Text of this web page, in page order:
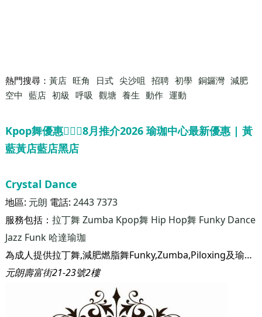
熱門搜尋： 黃店 旺角 日式 尖沙咀 招聘 初學 銅鑼灣 減肥
空中 藍店 初級 呼吸 觀塘 養生 動作 運動
Kpop舞優惠🧘🏻‍♀️8月推介2026 瑜珈中心最新優惠 | 黃
藍黃店藍店黑店
Crystal Dance
地區: 元朗 電話: 2443 7373
服務包括： 拉丁舞Zumba Kpop舞 Hip Hop舞 Funky Dance
Jazz Funk 哈達瑜珈
為成人提供拉丁舞,減肥燃脂舞Funky,Zumba,Piloxing及瑜珈等課程. 更設有兒童拉丁舞國際考試及比賽課程。 並提供兒童爵士舞Jazz,HIPHOP,KPOP等跳舞課程
元朗壽富街21-23號2樓